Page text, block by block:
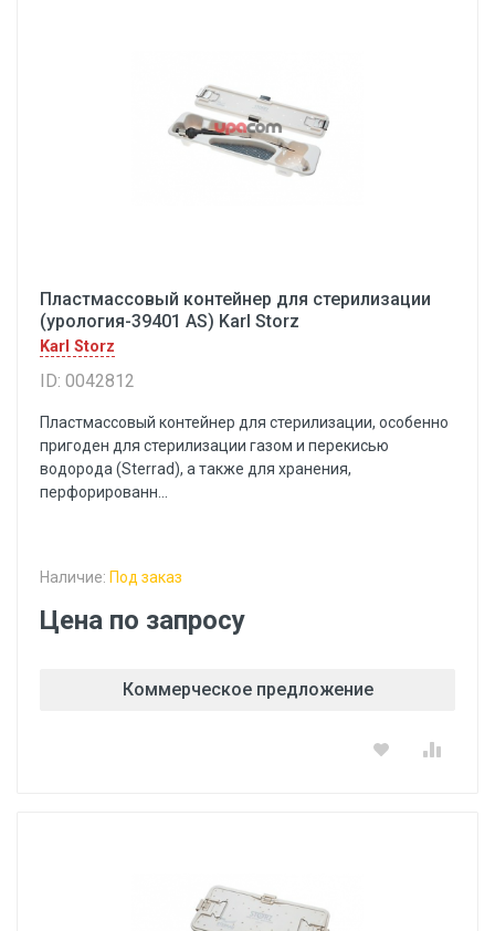
Пластмассовый контейнер для стерилизации
(урология-39401 AS) Karl Storz
Karl Storz
ID: 0042812
Пластмассовый контейнер для стерилизации, особенно
пригоден для стерилизации газом и перекисью
водорода (Sterrad), а также для хранения,
перфорированн...
Наличие: Под заказ
Цена по запросу
Коммерческое предложение